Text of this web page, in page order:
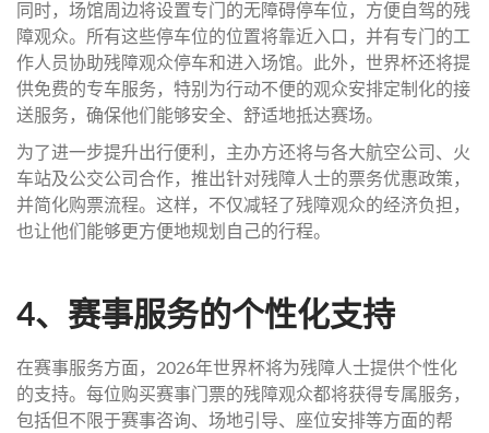
同时，场馆周边将设置专门的无障碍停车位，方便自驾的残
障观众。所有这些停车位的位置将靠近入口，并有专门的工
作人员协助残障观众停车和进入场馆。此外，世界杯还将提
供免费的专车服务，特别为行动不便的观众安排定制化的接
送服务，确保他们能够安全、舒适地抵达赛场。
为了进一步提升出行便利，主办方还将与各大航空公司、火
车站及公交公司合作，推出针对残障人士的票务优惠政策，
并简化购票流程。这样，不仅减轻了残障观众的经济负担，
也让他们能够更方便地规划自己的行程。
4、赛事服务的个性化支持
在赛事服务方面，2026年世界杯将为残障人士提供个性化
的支持。每位购买赛事门票的残障观众都将获得专属服务，
包括但不限于赛事咨询、场地引导、座位安排等方面的帮